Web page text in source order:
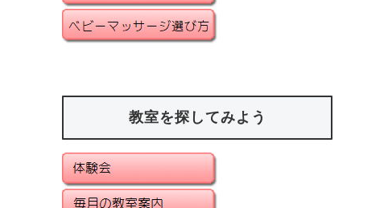
教室を探してみよう